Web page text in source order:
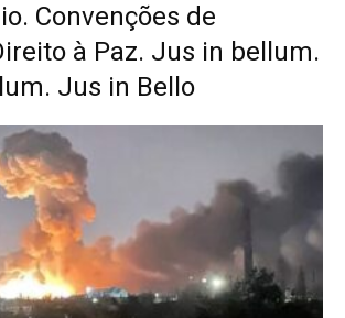
Convenções de
à Paz. Jus in bellum.
Jus in Bello